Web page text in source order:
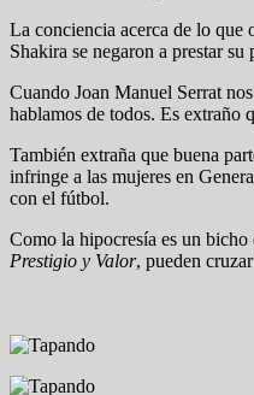
La conciencia acerca de lo que
Shakira se negaron a prestar
Cuando Joan Manuel Serrat
hablamos de todos. Es extraño
También extraña que buena
infringe a las mujeres en
con el fútbol.
Como la hipocresía es un bicho
Prestigio y Valor, pueden